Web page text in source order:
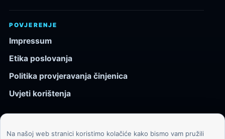
POVJERENJE
Impressum
Etika poslovanja
Politika provjeravanja činjenica
Uvjeti korištenja
Na našoj web stranici koristimo kolačiće kako bismo vam pružili